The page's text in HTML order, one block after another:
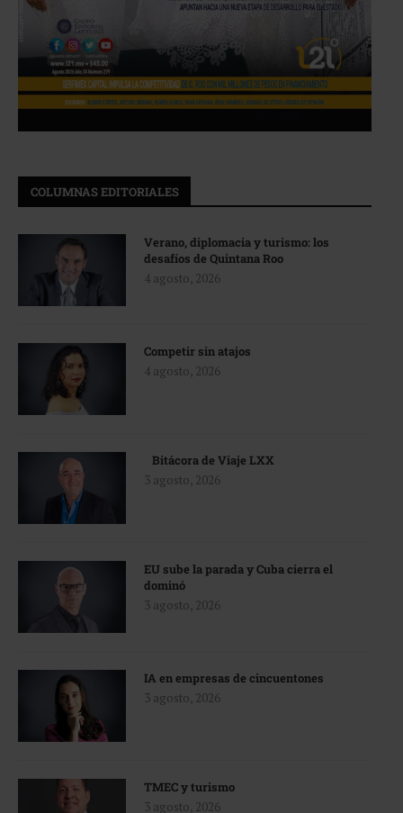
COLUMNAS EDITORIALES
Verano, diplomacia y turismo: los
desafíos de Quintana Roo
4 agosto, 2026
Competir sin atajos
4 agosto, 2026
Bitácora de Viaje LXX
3 agosto, 2026
EU sube la parada y Cuba cierra el
dominó
3 agosto, 2026
IA en empresas de cincuentones
3 agosto, 2026
TMEC y turismo
3 agosto, 2026